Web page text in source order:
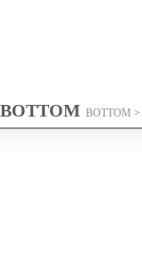
BOTTOM BOTTOM >